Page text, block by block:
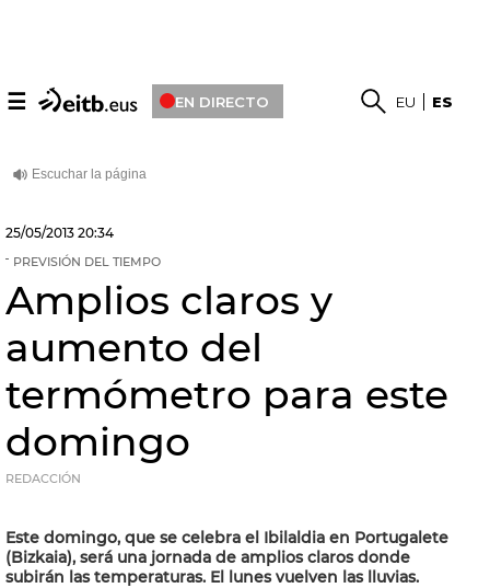
☰ EN DIRECTO EU ES
25/05/2013 20:34
PREVISIÓN DEL TIEMPO
Amplios claros y
aumento del
termómetro para este
domingo
REDACCIÓN
Este domingo, que se celebra el Ibilaldia en Portugalete
(Bizkaia), será una jornada de amplios claros donde
subirán las temperaturas. El lunes vuelven las lluvias.